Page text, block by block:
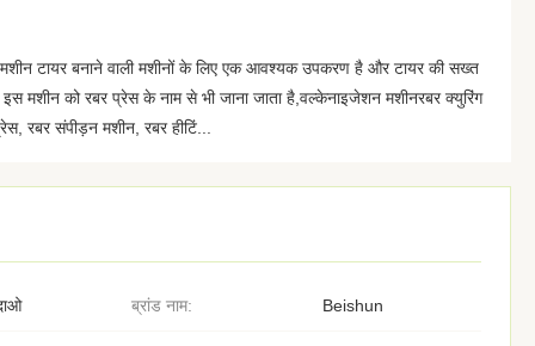
मशीन टायर बनाने वाली मशीनों के लिए एक आवश्यक उपकरण है और टायर की सख्त
इस मशीन को रबर प्रेस के नाम से भी जाना जाता है,वल्केनाइजेशन मशीनरबर क्युरिंग
रबर संपीड़न मशीन, रबर हीटिं...
ब्रांड नाम: Beishun